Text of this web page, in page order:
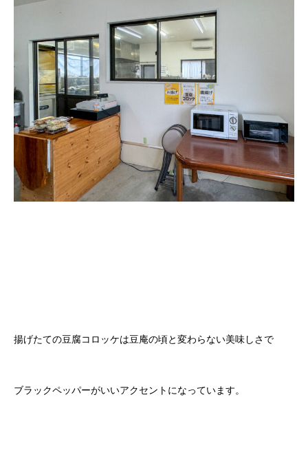
揚げたての豆腐コロッケは豆庵の頃と変わらない美味しさで
ブラックペッパーがいいアクセントになっています。